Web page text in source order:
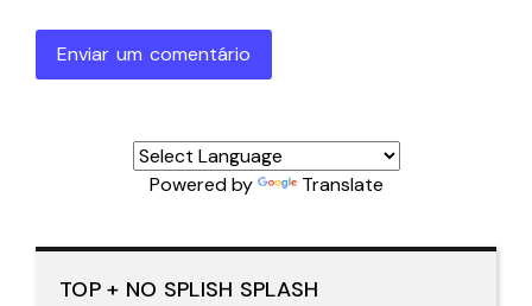
Enviar um comentário
Powered by Translate
TOP + NO SPLISH SPLASH